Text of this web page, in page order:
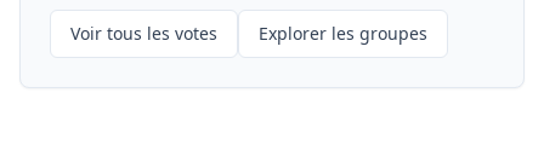
Voir tous les votes Explorer les groupes